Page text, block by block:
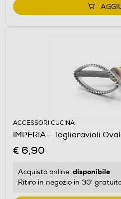
ACCESSORI CUCINA
IMPERIA - Tagliaravioli
€ 6,90
Acquisto online: disponibile
Ritiro in negozio in 30'